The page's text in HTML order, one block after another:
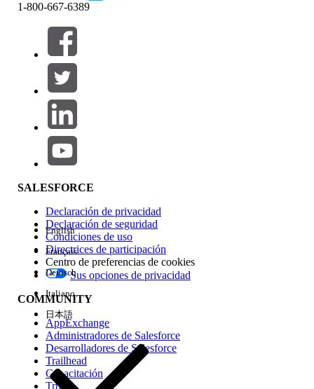
Filtros (0)
SELECCIONAR FILTROS
Área de productos
Repercusión de función
Edición
Experiencia
1-800-667-6389
SALESFORCE
Declaración de privacidad
Declaración de seguridad
Condiciones de uso
Directrices de participación
Centro de preferencias de cookies
Sus opciones de privacidad
COMMUNITY
AppExchange
Administradores de Salesforce
Desarrolladores de Salesforce
Trailhead
Capacitación
Trust
English
Français
Deutsch
Italiano
日本語